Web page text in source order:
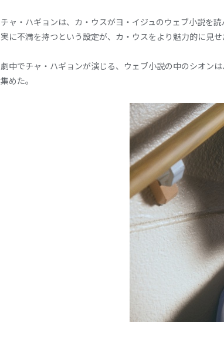
チャ・ハギョンは、カ・ウスがヨ・イジュのウェブ小説を
実に不満を持つという設定が、カ・ウスをより魅力的に見
劇中でチャ・ハギョンが演じる、ウェブ小説の中のシオン
集めた。